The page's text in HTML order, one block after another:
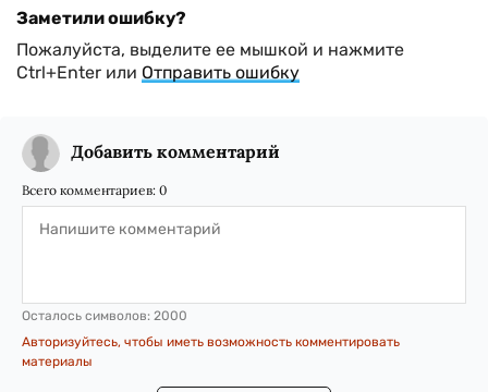
Заметили ошибку?
Пожалуйста, выделите ее мышкой и нажмите
Ctrl+Enter или Отправить ошибку
Добавить комментарий
Всего комментариев: 0
Осталось символов: 2000
Авторизуйтесь, чтобы иметь возможность комментировать
материалы